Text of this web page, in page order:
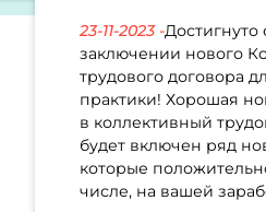
23-11-2023 -
заключении нового
трудового договора
практики! Хорошая
в коллективный
будет включен ряд
которые
числе, на вашей